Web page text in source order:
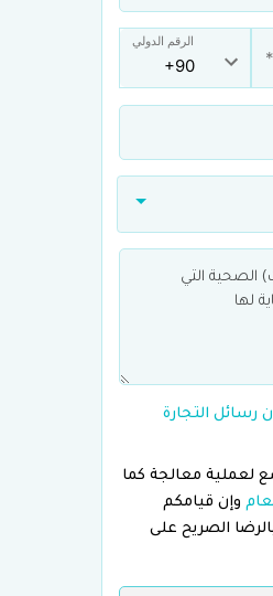
الرقم الدولي
رسائل التجارة
لعملية معالجة كما
وإن قيامكم
الصريح على